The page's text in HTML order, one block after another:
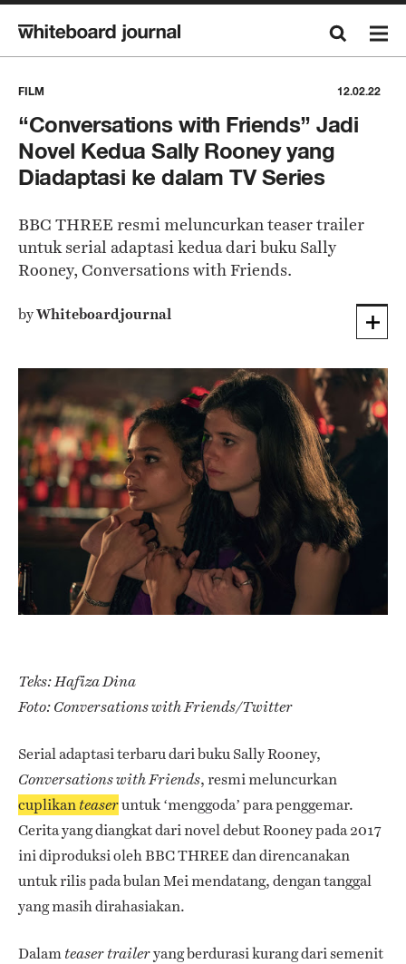
FILM 12.02.22
“Conversations with Friends” Jadi
Novel Kedua Sally Rooney yang
Diadaptasi ke dalam TV Series
BBC THREE resmi meluncurkan teaser trailer
untuk serial adaptasi kedua dari buku Sally
Rooney, Conversations with Friends.
byWhiteboardjournal
Teks: Hafiza Dina
Foto: Conversations with Friends/Twitter
Serial adaptasi terbaru dari buku Sally Rooney,
Conversations with Friends, resmi meluncurkan
cuplikan teaseruntuk ‘menggoda’ para penggemar.
Cerita yang diangkat dari novel debut Rooney pada 2017
ini diproduksi oleh BBC THREE dan direncanakan
untuk rilis pada bulan Mei mendatang, dengan tanggal
yang masih dirahasiakan.
Dalam teaser traileryang berdurasi kurang dari semenit